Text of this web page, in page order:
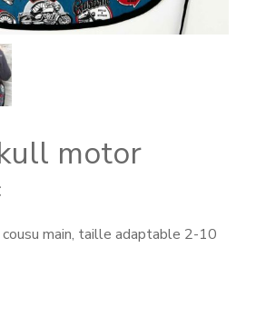
motor
main, taille adaptable 2-10